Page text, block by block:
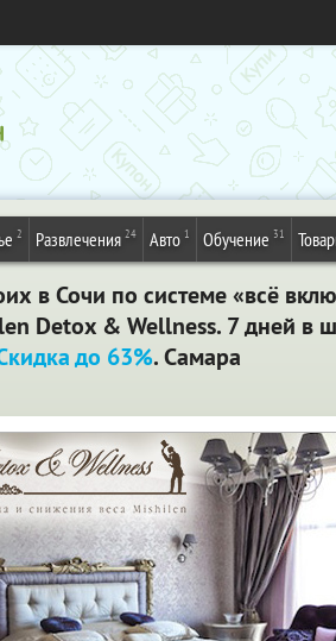
2 Развлечения 24 Авто 1 Обучение 31
в Сочи по системе «всё
Detox & Wellness. 7 дней в
до 63%. Самара